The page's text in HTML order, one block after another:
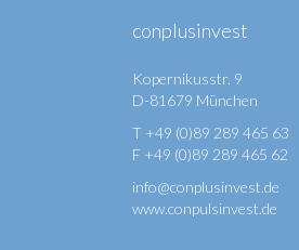
conplusinvest
Kopernikusstr. 9
D-81679 München
T +49 (0)89 289 465 63
F +49 (0)89 289 465 62
info@conplusinvest.de
www.conpulsinvest.de